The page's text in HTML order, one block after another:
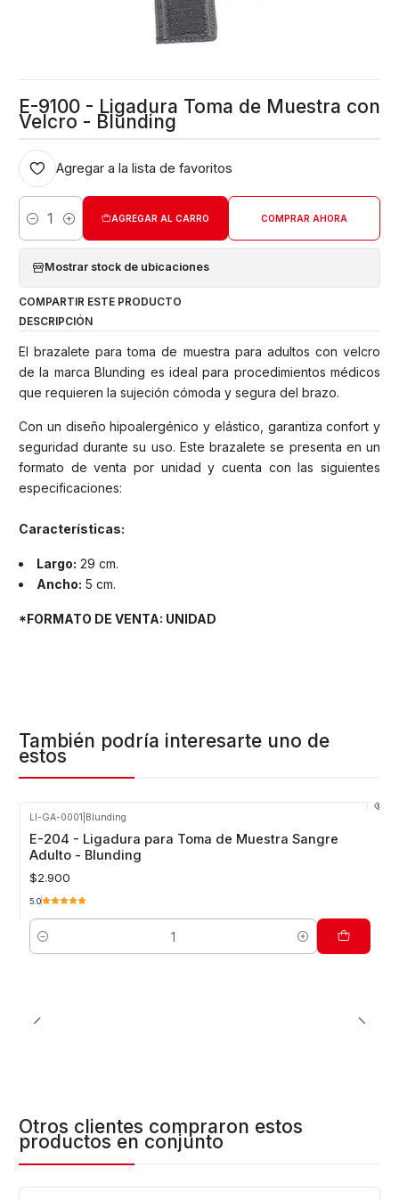
E-9100 - Ligadura Toma de Muestra con
Velcro - Blunding
Agregar a la lista de favoritos
Cantidad
AGREGAR AL CARRO COMPRAR AHORA
Mostrar stock de ubicaciones
COMPARTIR ESTE PRODUCTO
DESCRIPCIÓN
El brazalete para toma de muestra para adultos con velcro
de la marca Blunding es ideal para procedimientos médicos
que requieren la sujeción cómoda y segura del brazo.
Con un diseño hipoalergénico y elástico, garantiza confort y
seguridad durante su uso. Este brazalete se presenta en un
formato de venta por unidad y cuenta con las siguientes
especificaciones:
Características:
Largo: 29 cm.
Ancho: 5 cm.
*FORMATO DE VENTA: UNIDAD
También podría interesarte uno de
estos
LI-GA-0001 Blunding
E-204 - Ligadura para Toma de Muestra Sangre
Adulto - Blunding
$2.900
5.0
Cantidad
Otros clientes compraron estos
productos en conjunto